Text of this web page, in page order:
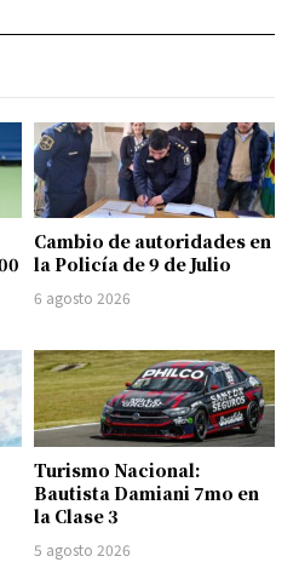
Cambio de autoridades en
la Policía de 9 de Julio
6 agosto 2026
Turismo Nacional:
Bautista Damiani 7mo en
la Clase 3
5 agosto 2026